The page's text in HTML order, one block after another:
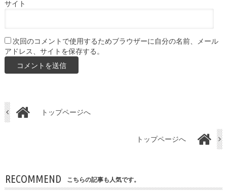
サイト
次回のコメントで使用するためブラウザーに自分の名前、メール
アドレス、サイトを保存する。
トップページへ
トップページへ
RECOMMEND こちらの記事も人気です。